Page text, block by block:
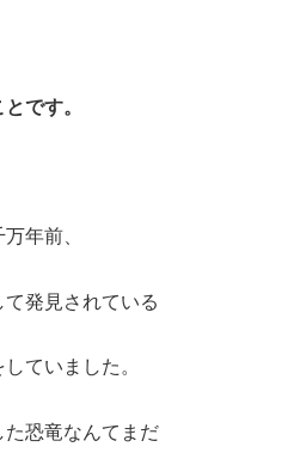
です。
年前、
発見されている
ていました。
恐竜なんてまだ